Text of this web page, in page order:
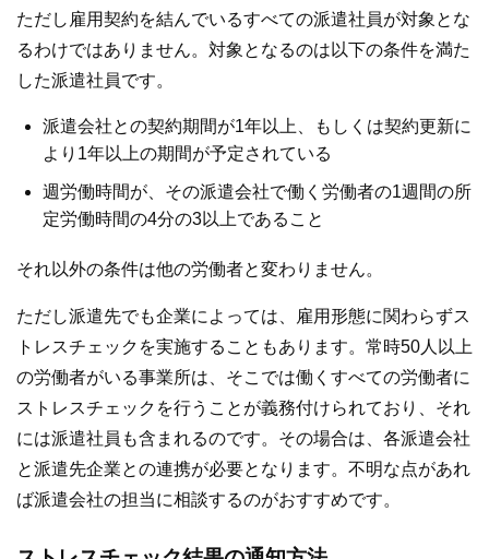
ただし雇用契約を結んでいるすべての派遣社員が対象とな
るわけではありません。対象となるのは以下の条件を満た
した派遣社員です。
派遣会社との契約期間が1年以上、もしくは契約更新に
より1年以上の期間が予定されている
週労働時間が、その派遣会社で働く労働者の1週間の所
定労働時間の4分の3以上であること
それ以外の条件は他の労働者と変わりません。
ただし派遣先でも企業によっては、雇用形態に関わらずス
トレスチェックを実施することもあります。常時50人以上
の労働者がいる事業所は、そこでは働くすべての労働者に
ストレスチェックを行うことが義務付けられており、それ
には派遣社員も含まれるのです。その場合は、各派遣会社
と派遣先企業との連携が必要となります。不明な点があれ
ば派遣会社の担当に相談するのがおすすめです。